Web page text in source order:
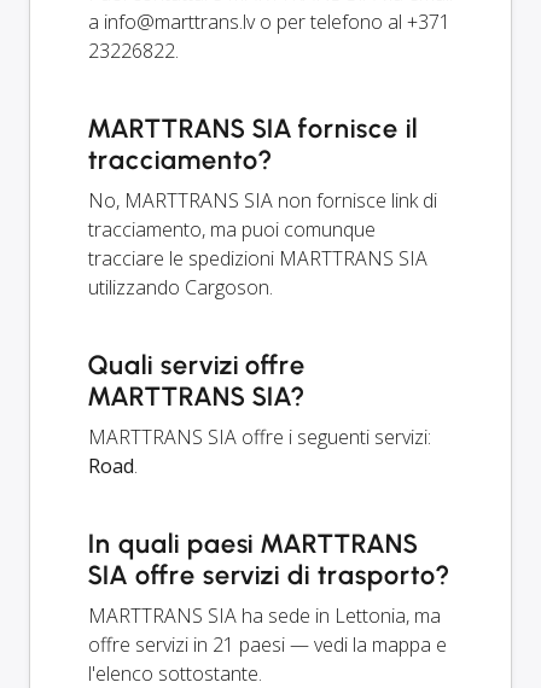
a info@marttrans.lvo per telefono al +371
23226822.
MARTTRANS SIA fornisce il
tracciamento?
No, MARTTRANS SIA non fornisce link di
tracciamento, ma puoi comunque
tracciare le spedizioni MARTTRANS SIA
utilizzando Cargoson.
Quali servizi offre
MARTTRANS SIA?
MARTTRANS SIA offre i seguenti servizi:
Road.
In quali paesi MARTTRANS
SIA offre servizi di trasporto?
MARTTRANS SIA ha sede in Lettonia, ma
offre servizi in 21 paesi — vedi la mappa e
l'elenco sottostante.